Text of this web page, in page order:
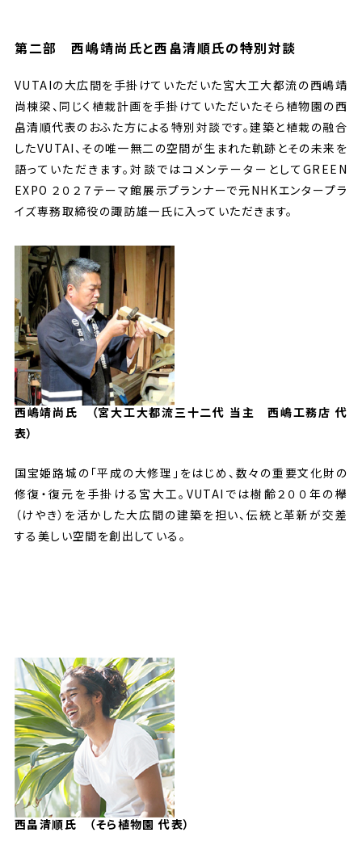
第二部 西嶋靖尚氏と西畠清順氏の特別対談
VUTAIの大広間を手掛けていただいた宮大工大都流の西嶋靖
尚棟梁、同じく植栽計画を手掛けていただいたそら植物園の西
畠清順代表のおふた方による特別対談です。建築と植栽の融合
したVUTAI、その唯一無二の空間が生まれた軌跡とその未来を
語っていただきます。対談ではコメンテーターとしてGREEN
EXPO ２０２７テーマ館展示プランナーで元NHKエンタープラ
イズ専務取締役の諏訪雄一氏に入っていただきます。
西嶋靖尚氏 （宮大工大都流三十二代 当主 西嶋工務店 代
表）
国宝姫路城の「平成の大修理」をはじめ、数々の重要文化財の
修復・復元を手掛ける宮大工。VUTAIでは樹齢２００年の欅
（けやき）を活かした大広間の建築を担い、伝統と革新が交差
する美しい空間を創出している。
西畠清順氏 （そら植物園 代表）